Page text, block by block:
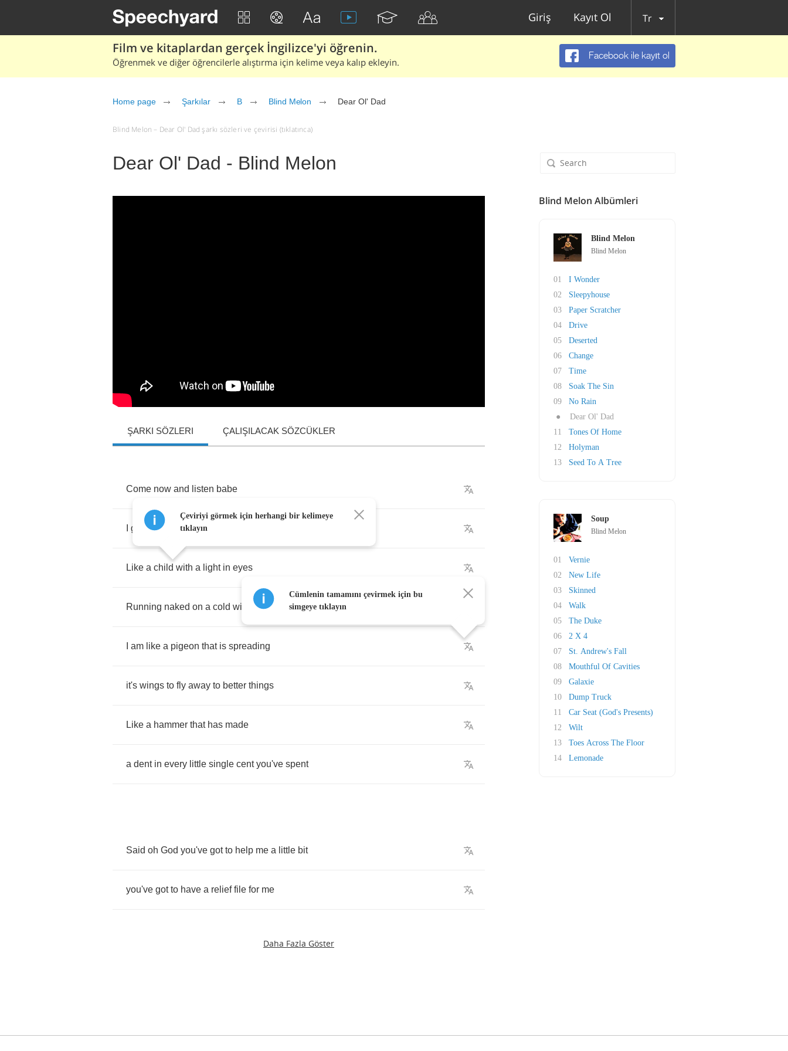
Giriş Kayıt Ol Tr
Film ve kitaplardan gerçek İngilizce'yi öğrenin.
Öğrenmek ve diğer öğrencilerle alıştırma için kelime veya kalıp ekleyin.
Facebook ile kayıt ol
Home page Şarkılar B Blind Melon Dear Ol' Dad
Blind Melon – Dear Ol' Dad şarkı sözleri ve çevirisi (tıklatınca)
Dear Ol' Dad - Blind Melon
ŞARKI SÖZLERI ÇALIŞILACAK SÖZCÜKLER
Come now and listen babe
gotta reason why I
Like a child with a light in eyes
Running naked on a cold winter night
am like a pigeon that is spreading
it's wings to fly away to better things
Like a hammer that has made
a dent in every little single cent you've spent
Said oh God you've got to help me a little bit
you've got to have a relief file for me
Daha Fazla Göster
Çeviriyi görmek için herhangi bir kelimeye
tıklayın
Cümlenin tamamını çevirmek için bu
simgeye tıklayın
Blind Melon Albümleri
Blind Melon
Blind Melon
01
I Wonder
02
Sleepyhouse
03
Paper Scratcher
04
Drive
05
Deserted
06
Change
07
Time
08
Soak The Sin
09
No Rain
●
Dear Ol' Dad
11
Tones Of Home
12
Holyman
13
Seed To A Tree
Soup
Blind Melon
01
Vernie
02
New Life
03
Skinned
04
Walk
05
The Duke
06
2 X 4
07
St. Andrew's Fall
08
Mouthful Of Cavities
09
Galaxie
10
Dump Truck
11
Car Seat (God's Presents)
12
Wilt
13
Toes Across The Floor
14
Lemonade